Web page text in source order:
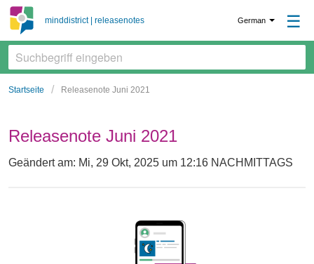
minddistrict | releasenotes German ☰
Startseite Releasenote Juni 2021
Releasenote Juni 2021
Geändert am: Mi, 29 Okt, 2025 um 12:16 NACHMITTAGS